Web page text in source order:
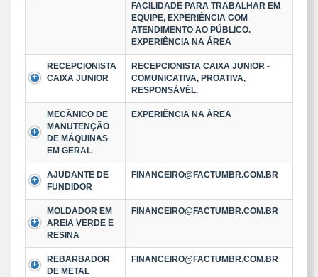
FACILIDADE PARA TRABALHAR EM
EQUIPE, EXPERIÊNCIA COM
ATENDIMENTO AO PÚBLICO.
EXPERIÊNCIA NA ÁREA
RECEPCIONISTA
CAIXA JUNIOR
RECEPCIONISTA CAIXA JUNIOR -
COMUNICATIVA, PROATIVA,
RESPONSÁVÉL.
MECÂNICO DE
MANUTENÇÃO
DE MÁQUINAS
EM GERAL
EXPERIÊNCIA NA ÁREA
AJUDANTE DE
FUNDIDOR
FINANCEIRO@FACTUMBR.COM.BR
MOLDADOR EM
AREIA VERDE E
RESINA
FINANCEIRO@FACTUMBR.COM.BR
REBARBADOR
DE METAL
FINANCEIRO@FACTUMBR.COM.BR